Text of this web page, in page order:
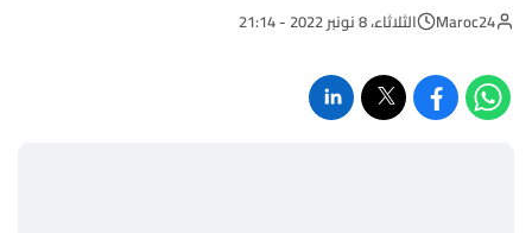
Maroc24 الثلاثاء، 8 نونبر 2022 - 21:14